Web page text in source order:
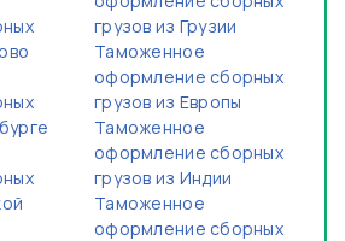
грузов из Грузии
Таможенное
оформление сборных
грузов из Европы
Таможенное
оформление сборных
грузов из Индии
Таможенное
оформление сборных